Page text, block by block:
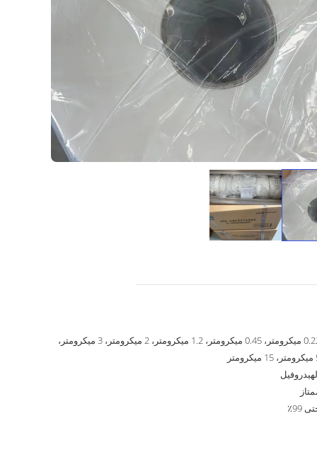
0.22 ميكرومتر، 0.45 ميكرومتر، 1.2 ميكرومتر، 2 ميكرومتر، 3 ميكرومتر،
99٪